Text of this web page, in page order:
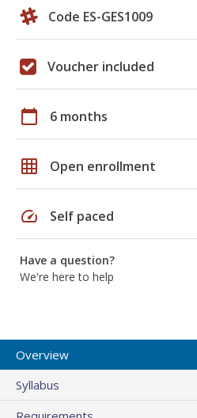
Code ES-GES1009
Voucher included
calendar_today 6 months
grid_on Open enrollment
speed Self paced
Have a question?
We're here to help
Overview
Syllabus